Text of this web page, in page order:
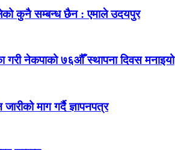
कुनै सम्बन्ध छैन : एमाले उदयपुर
गरी नेकपाको ७६औँ स्थापना दिवस मनाइयो
माग गर्दै ज्ञापनपत्र